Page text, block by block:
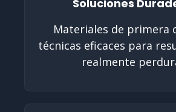
Soluciones
Materiales de primera
técnicas eficaces para
realmente